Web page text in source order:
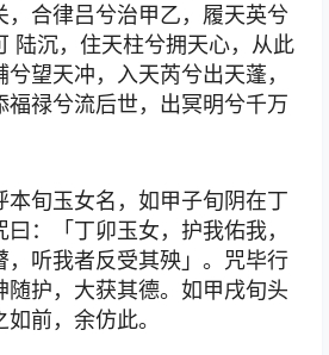
，合律吕兮治甲乙，履天英兮
陆沉，住天柱兮拥天心，从此
望天冲，入天芮兮出天蓬，
福禄兮流后世，出冥明兮千万
本旬玉女名，如甲子旬阴在丁
：「丁卯玉女，护我佑我，
，听我者反受其殃」。咒毕行
随护，大获其德。如甲戌旬头
前，余仿此。